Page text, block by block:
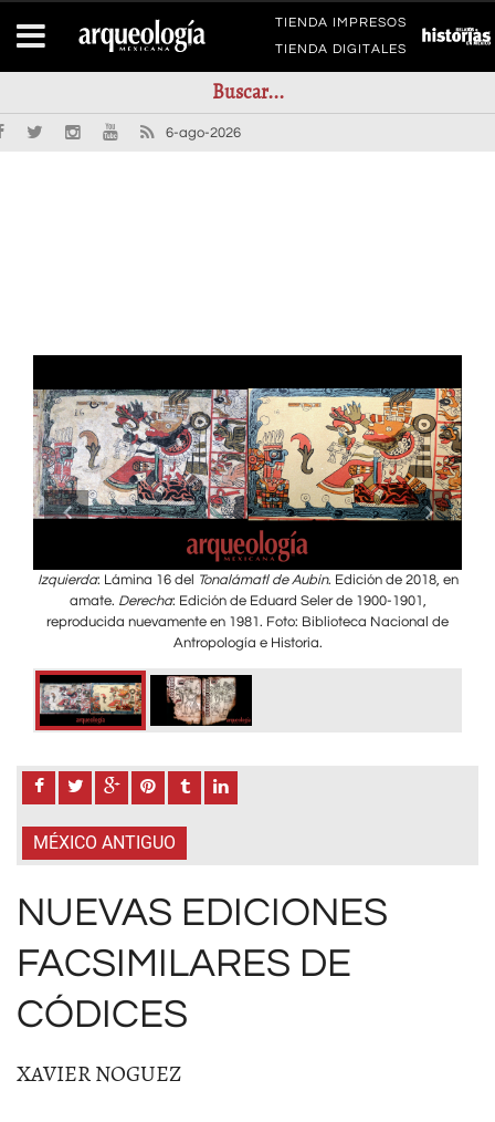
TIENDA IMPRESOS
TIENDA DIGITALES
6-ago-2026
Izquierda: Lámina 16 del Tonalámatl de Aubin. Edición de 2018, en
amate. Derecha: Edición de Eduard Seler de 1900-1901,
reproducida nuevamente en 1981. Foto: Biblioteca Nacional de
Antropología e Historia.
MÉXICO ANTIGUO
NUEVAS EDICIONES
FACSIMILARES DE
CÓDICES
XAVIER NOGUEZ